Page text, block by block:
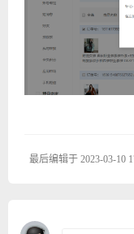
最后编辑于 2023-03-10